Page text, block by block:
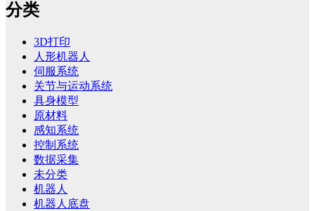
分类
3D打印
人形机器人
伺服系统
关节与运动系统
具身模型
原材料
感知系统
控制系统
数据采集
未分类
机器人
机器人底盘